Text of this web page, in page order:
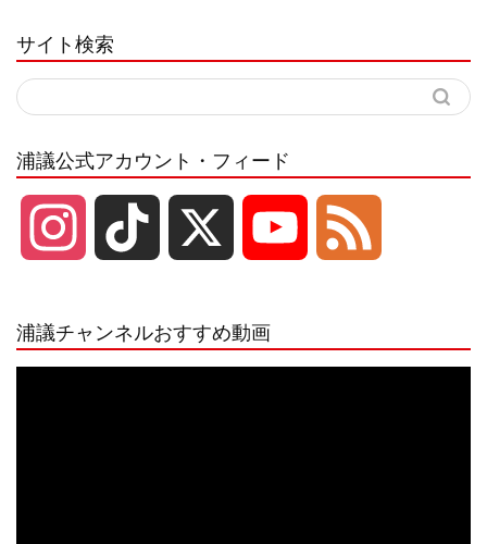
サイト検索
浦議公式アカウント・フィード
浦議チャンネルおすすめ動画